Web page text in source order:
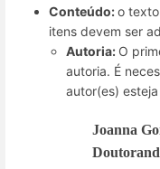
Conteúdo:o
itens devem ser
Autoria: O
autoria. É
autor(es)
Joanna